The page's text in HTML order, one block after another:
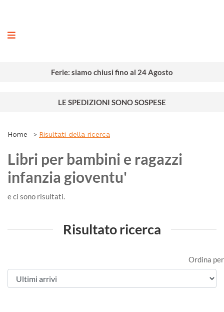
Ferie: siamo chiusi fino al 24 Agosto
LE SPEDIZIONI SONO SOSPESE
Home Risultati della ricerca
Libri per bambini e ragazzi
infanzia gioventu'
e ci sono risultati.
Risultato ricerca
Ordina per